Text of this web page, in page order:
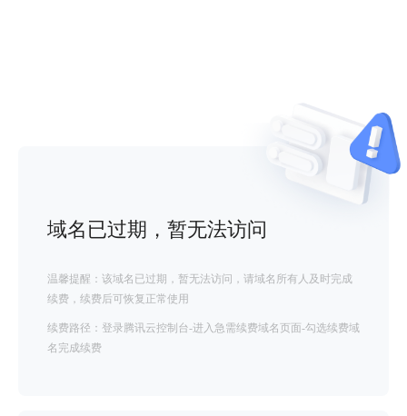
域名已过期，暂无法访问
温馨提醒：该域名已过期，暂无法访问，请域名所有人及时完成
续费，续费后可恢复正常使用
续费路径：登录腾讯云控制台-进入急需续费域名页面-勾选续费域
名完成续费